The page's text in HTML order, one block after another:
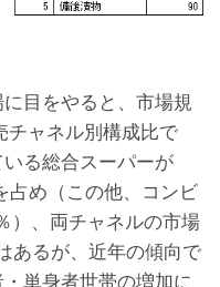
目をやると、市場規
チャネル別構成比で
る総合スーパーが
占め（この他、コンビ
）、両チャネルの市場
あるが、近年の傾向で
単身者世帯の増加に